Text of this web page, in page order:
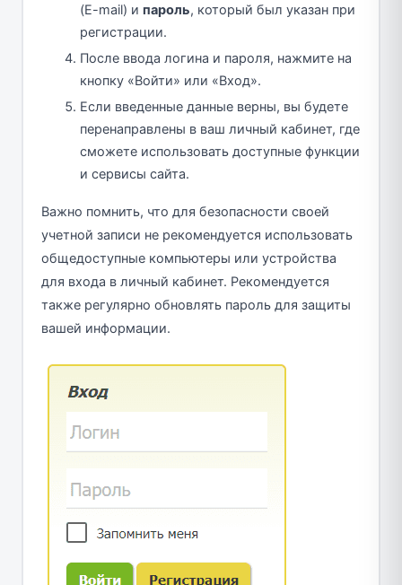
(E-mail) и пароль, который был указан при
регистрации.
После ввода логина и пароля, нажмите на
кнопку «Войти» или «Вход».
Если введенные данные верны, вы будете
перенаправлены в ваш личный кабинет, где
сможете использовать доступные функции
и сервисы сайта.
Важно помнить, что для безопасности своей
учетной записи не рекомендуется использовать
общедоступные компьютеры или устройства
для входа в личный кабинет. Рекомендуется
также регулярно обновлять пароль для защиты
вашей информации.